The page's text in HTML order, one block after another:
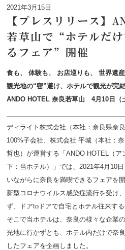
2021年3月15日
【プレスリリース】
若草山で“ホテルだけ
るフェア”開催
食も、 体験も、 お店巡りも、 世界遺産
観光地の“密”避け、ホテルで観光が完
ANDO HOTEL 奈良若草山 4月10日（
ディライト株式会社（本社：奈良県奈
100%子会社、株式会社 平城（本社：
哲也）が運営する「ANDO HOTEL（ア
下：当ホテル）」では、2021年4月10
いながらに奈良を満喫できるフェアを開
新型コロナウイルス感染症流行を受け
ず、ドアtoドアで自宅とホテル往来す
そこで当ホテルは、奈良の様々な企業
光地に行かずとも、ホテル内だけで奈
したフェアを企画しました。